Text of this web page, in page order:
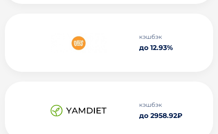
кэшбэк
до 12.93%
кэшбэк
до 2958.92₽